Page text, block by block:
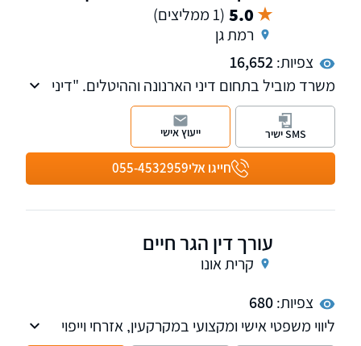
5.0 (1 ממליצים)
רמת גן
צפיות:16,652
משרד מוביל בתחום דיני הארנונה וההיטלים. "דיני
ארנונה - פרשנות, הלכה ומעשה" - ספר פרי עטו
של עו"ד קדש, מצוטט בפסקי הדין של הערכאות
השונות. המשרד מספק ייצוג והופעות בבתי
המשפט בתחום האזרחי, מסחרי, משפט מנהלי,
דיני מסים ומקרקעין. נשמח לקבוע פגישה
חייגו אלי055-4532959
SMS ישיר ייעוץ אישי
עורך דין הגר חיים
קרית אונו
צפיות:680
ליווי משפטי אישי ומקצועי במקרקעין, אזרחי וייפוי